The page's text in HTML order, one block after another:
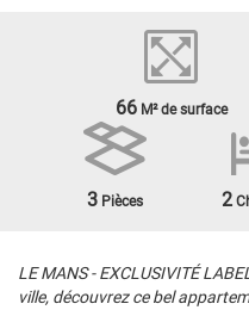
66M² de surface
3 Pièces 2
LE MANS - EXCLUSIVITÉ
ville, découvrez ce bel